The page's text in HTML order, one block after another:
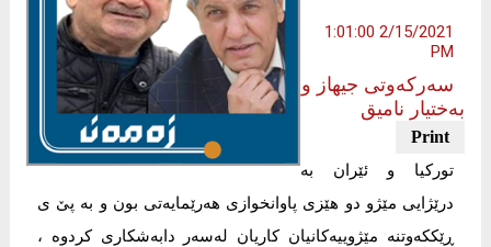
2/15/2021 1:01:00
PM
سەرکەوتی جیهاز و
بەختیار نامیق
تورکیا و ئێران بە
درێژایی مێژو دو هێزی پاوانخوازی هەرێمایەتی بون و بە پێ ی
ڕێککەوتنە مێژوییەکانیان کاریان لەسەر دابەشکاری کردوە ،